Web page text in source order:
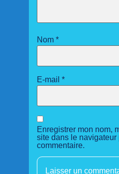
Nom *
E-mail *
Enregistrer mon nom,
site dans le navigateur
commentaire.